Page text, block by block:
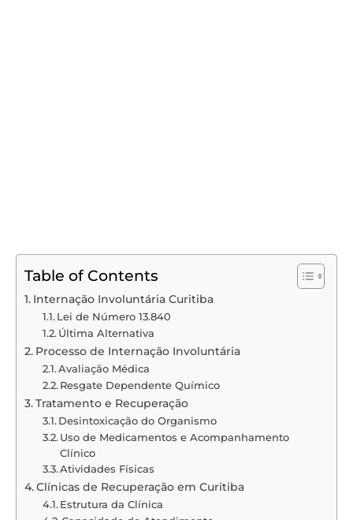
Table of Contents
Internação Involuntária Curitiba
Lei de Número 13.840
Última Alternativa
Processo de Internação Involuntária
Avaliação Médica
Resgate Dependente Químico
Tratamento e Recuperação
Desintoxicação do Organismo
Uso de Medicamentos e Acompanhamento
Clínico
Atividades Físicas
Clínicas de Recuperação em Curitiba
Estrutura da Clínica